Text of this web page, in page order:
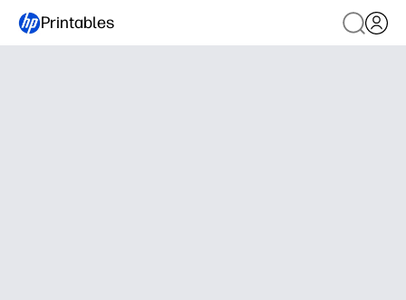
Printables